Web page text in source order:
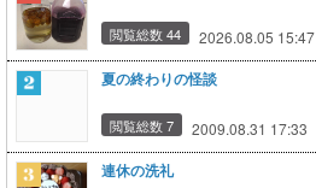
閲覧総数 44 2026.08.05 15:47
夏の終わりの怪談
閲覧総数 7 2009.08.31 17:33
連休の洗礼